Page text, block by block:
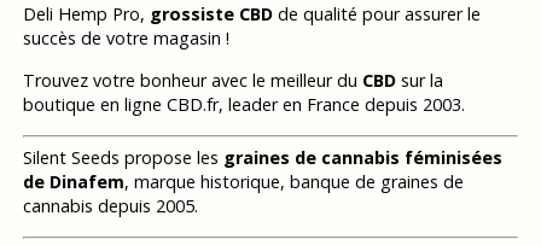
Deli Hemp Pro, grossiste CBDde qualité pour assurer le
succès de votre magasin !
Trouvez votre bonheur avec le meilleur du CBDsur la
boutique en ligne CBD.fr, leader en France depuis 2003.
Silent Seeds propose les graines de cannabis féminisées
de Dinafem, marque historique, banque de graines de
cannabis depuis 2005.